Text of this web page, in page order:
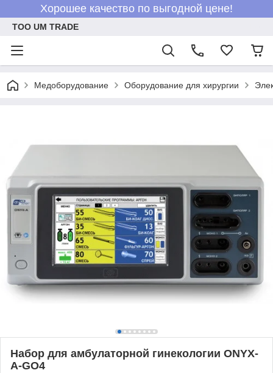
Хорошее качество по выгодной цене!
ТОО UM TRADE
Медоборудование Оборудование для хирургии
Набор для амбулаторной гинекологии ONYX-
A-GO4